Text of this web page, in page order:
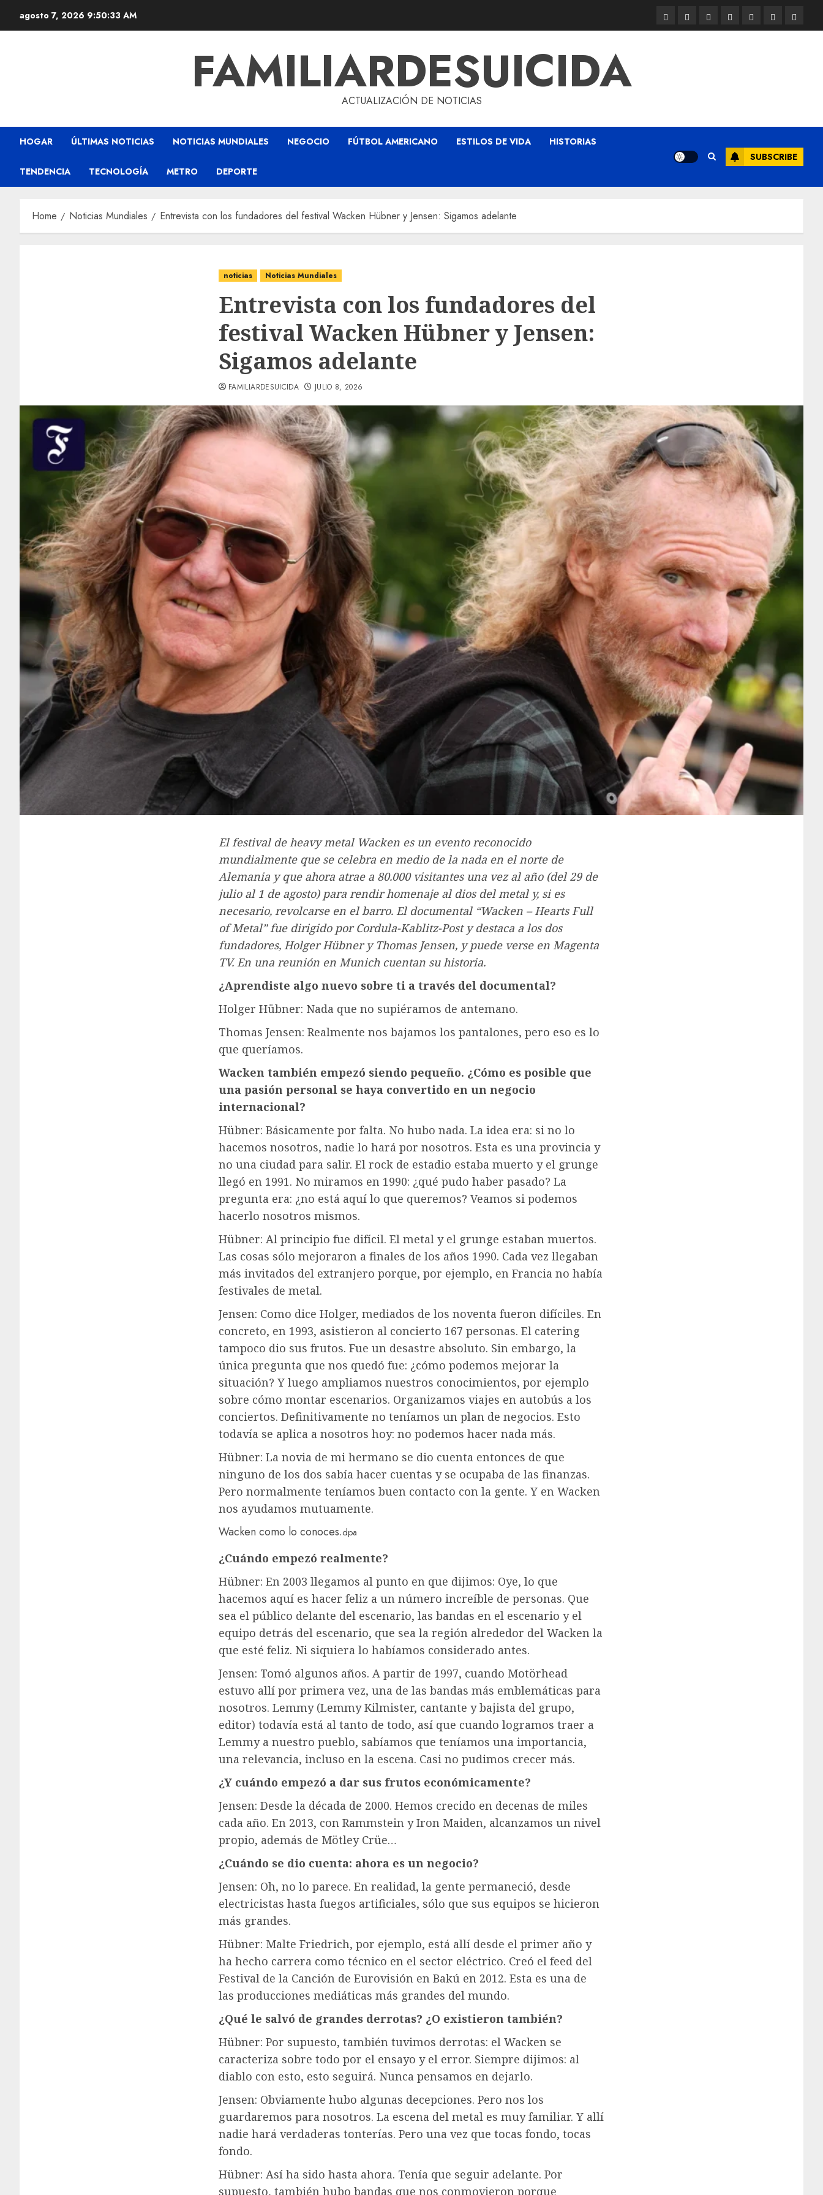
agosto 7, 2026 9:50:34 AM
FAMILIARDESUICIDA
ACTUALIZACIÓN DE NOTICIAS
HOGAR ÚLTIMAS NOTICIAS NOTICIAS MUNDIALES NEGOCIO FÚTBOL AMERICANO ESTILOS DE VIDA HISTORIAS
TENDENCIA TECNOLOGÍA METRO DEPORTE
SUBSCRIBE
Home Noticias Mundiales Entrevista con los fundadores del festival Wacken Hübner y Jensen: Sigamos adelante
noticias Noticias Mundiales
Entrevista con los fundadores del
festival Wacken Hübner y Jensen:
Sigamos adelante
FAMILIARDESUICIDA JULIO 8, 2026
El festival de heavy metal Wacken es un evento reconocido
mundialmente que se celebra en medio de la nada en el norte de
Alemania y que ahora atrae a 80.000 visitantes una vez al año (del 29 de
julio al 1 de agosto) para rendir homenaje al dios del metal y, si es
necesario, revolcarse en el barro. El documental “Wacken – Hearts Full
of Metal” fue dirigido por Cordula-Kablitz-Post y destaca a los dos
fundadores, Holger Hübner y Thomas Jensen, y puede verse en Magenta
TV. En una reunión en Munich cuentan su historia.
¿Aprendiste algo nuevo sobre ti a través del documental?
Holger Hübner: Nada que no supiéramos de antemano.
Thomas Jensen: Realmente nos bajamos los pantalones, pero eso es lo
que queríamos.
Wacken también empezó siendo pequeño. ¿Cómo es posible que
una pasión personal se haya convertido en un negocio
internacional?
Hübner: Básicamente por falta. No hubo nada. La idea era: si no lo
hacemos nosotros, nadie lo hará por nosotros. Esta es una provincia y
no una ciudad para salir. El rock de estadio estaba muerto y el grunge
llegó en 1991. No miramos en 1990: ¿qué pudo haber pasado? La
pregunta era: ¿no está aquí lo que queremos? Veamos si podemos
hacerlo nosotros mismos.
Hübner: Al principio fue difícil. El metal y el grunge estaban muertos.
Las cosas sólo mejoraron a finales de los años 1990. Cada vez llegaban
más invitados del extranjero porque, por ejemplo, en Francia no había
festivales de metal.
Jensen: Como dice Holger, mediados de los noventa fueron difíciles. En
concreto, en 1993, asistieron al concierto 167 personas. El catering
tampoco dio sus frutos. Fue un desastre absoluto. Sin embargo, la
única pregunta que nos quedó fue: ¿cómo podemos mejorar la
situación? Y luego ampliamos nuestros conocimientos, por ejemplo
sobre cómo montar escenarios. Organizamos viajes en autobús a los
conciertos. Definitivamente no teníamos un plan de negocios. Esto
todavía se aplica a nosotros hoy: no podemos hacer nada más.
Hübner: La novia de mi hermano se dio cuenta entonces de que
ninguno de los dos sabía hacer cuentas y se ocupaba de las finanzas.
Pero normalmente teníamos buen contacto con la gente. Y en Wacken
nos ayudamos mutuamente.
Wacken como lo conoces.dpa
¿Cuándo empezó realmente?
Hübner: En 2003 llegamos al punto en que dijimos: Oye, lo que
hacemos aquí es hacer feliz a un número increíble de personas. Que
sea el público delante del escenario, las bandas en el escenario y el
equipo detrás del escenario, que sea la región alrededor del Wacken la
que esté feliz. Ni siquiera lo habíamos considerado antes.
Jensen: Tomó algunos años. A partir de 1997, cuando Motörhead
estuvo allí por primera vez, una de las bandas más emblemáticas para
nosotros. Lemmy (Lemmy Kilmister, cantante y bajista del grupo,
editor) todavía está al tanto de todo, así que cuando logramos traer a
Lemmy a nuestro pueblo, sabíamos que teníamos una importancia,
una relevancia, incluso en la escena. Casi no pudimos crecer más.
¿Y cuándo empezó a dar sus frutos económicamente?
Jensen: Desde la década de 2000. Hemos crecido en decenas de miles
cada año. En 2013, con Rammstein y Iron Maiden, alcanzamos un nivel
propio, además de Mötley Crüe…
¿Cuándo se dio cuenta: ahora es un negocio?
Jensen: Oh, no lo parece. En realidad, la gente permaneció, desde
electricistas hasta fuegos artificiales, sólo que sus equipos se hicieron
más grandes.
Hübner: Malte Friedrich, por ejemplo, está allí desde el primer año y
ha hecho carrera como técnico en el sector eléctrico. Creó el feed del
Festival de la Canción de Eurovisión en Bakú en 2012. Esta es una de
las producciones mediáticas más grandes del mundo.
¿Qué le salvó de grandes derrotas? ¿O existieron también?
Hübner: Por supuesto, también tuvimos derrotas: el Wacken se
caracteriza sobre todo por el ensayo y el error. Siempre dijimos: al
diablo con esto, esto seguirá. Nunca pensamos en dejarlo.
Jensen: Obviamente hubo algunas decepciones. Pero nos los
guardaremos para nosotros. La escena del metal es muy familiar. Y allí
nadie hará verdaderas tonterías. Pero una vez que tocas fondo, tocas
fondo.
Hübner: Así ha sido hasta ahora. Tenía que seguir adelante. Por
supuesto, también hubo bandas que nos conmovieron porque